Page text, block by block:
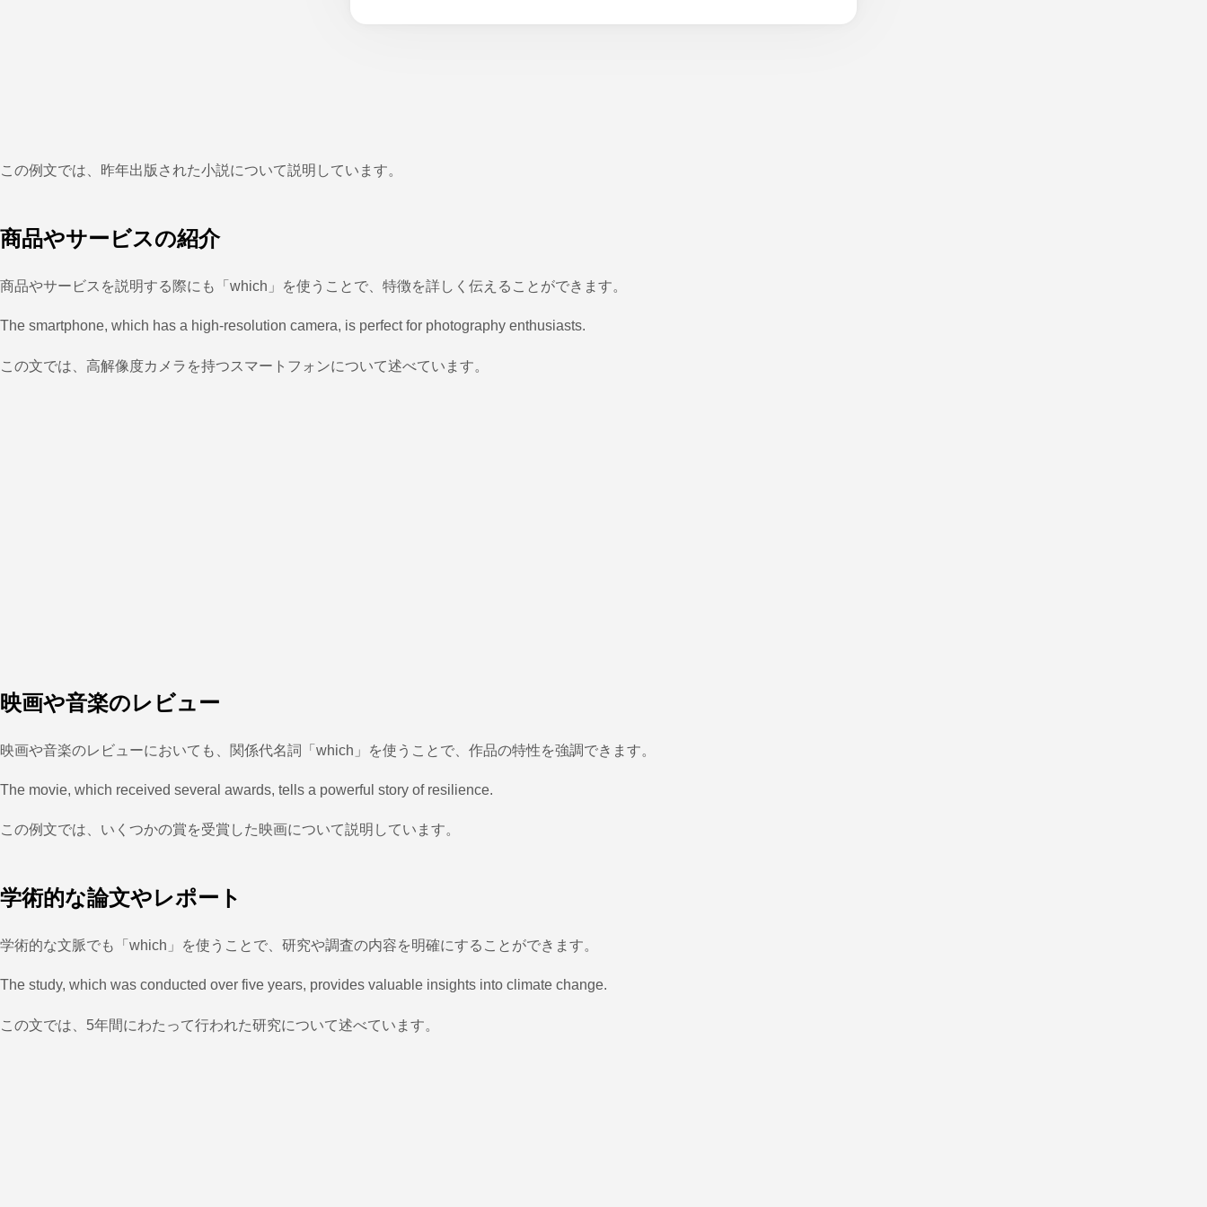
この例文では、昨年出版された小説について説明しています。
商品やサービスの紹介
商品やサービスを説明する際にも「which」を使うことで、特徴を詳しく伝えることができます。
The smartphone, which has a high-resolution camera, is perfect for photography enthusiasts.
この文では、高解像度カメラを持つスマートフォンについて述べています。
映画や音楽のレビュー
映画や音楽のレビューにおいても、関係代名詞「which」を使うことで、作品の特性を強調できます。
The movie, which received several awards, tells a powerful story of resilience.
この例文では、いくつかの賞を受賞した映画について説明しています。
学術的な論文やレポート
学術的な文脈でも「which」を使うことで、研究や調査の内容を明確にすることができます。
The study, which was conducted over five years, provides valuable insights into climate change.
この文では、5年間にわたって行われた研究について述べています。